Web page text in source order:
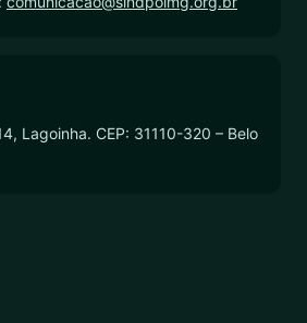
Lagoinha. CEP: 31110-320 – Belo